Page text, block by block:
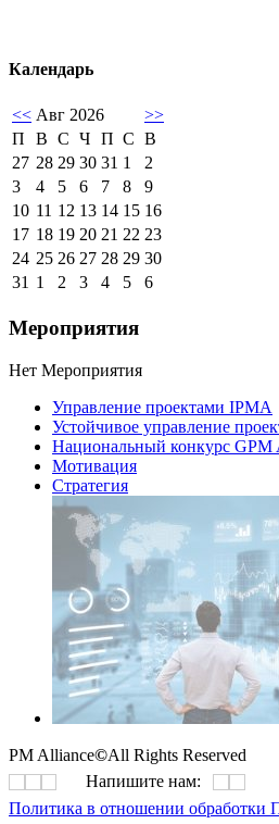
Календарь
<< Авг 2026
>>
П
В С Ч П С В
27 28 29 30 31 1
2
3
4 5 6 7 8
9
10 11 12 13 14 15 16
17 18 19 20 21 22 23
24 25 26 27 28 29 30
31 1 2 3 4 5 6
Мероприятия
Нет Мероприятия
Управление проектами IPMA
Устойчивое управление
Национальный конкурс GPM
Мотивация
Стратегия
PM Alliance©All Rights Reserved
Напишите нам:
Политика в отношении обработки